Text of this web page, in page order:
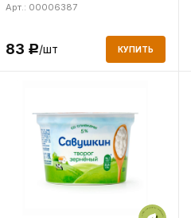
Арт.: 00006387
83 Р/шт КУПИТЬ